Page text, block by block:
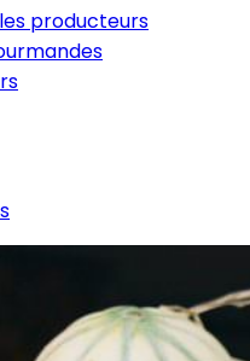
producteurs